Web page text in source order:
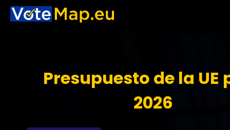
Presupuesto de la UE
2026